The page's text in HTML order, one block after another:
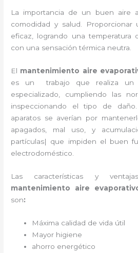
La importancia de un buen aire
comodidad y salud.
eficaz, logrando una temperatura
con una sensación térmica neutra.
El mantenimiento aire
es un
trabajo que realiza un
especializado, cumpliendo las
inspeccionando el tipo de
aparatos se averían por
apagados, mal uso, y
partículas| que impiden el buen
electrodoméstico.
Las características y
mantenimiento aire
son:
Máxima calidad de vida útil
Mayor higiene
ahorro energético